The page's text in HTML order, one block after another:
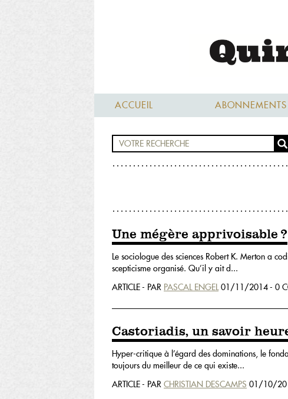
ACCUEIL ABONNEMENTS
Une mégère apprivoisable ?
Le sociologue des sciences Robert K. Merton a
scepticisme organisé. Qu’il y ait d...
ARTICLE - PAR PASCAL ENGEL01/11/2014 - 0
Castoriadis, un savoir
Hyper-critique à l’égard des dominations, le
toujours du meilleur de ce qui existe...
ARTICLE - PAR CHRISTIAN DESCAMPS 01/10/